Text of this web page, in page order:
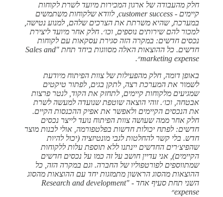
חלק מהעבודה של ארגון המכירות מיועד לשרת לקוחות
קיימים - customer success, לוודא שלקוחות משתמשים
במערכת, שהיא משרתת את הצרכים שלהם, למנוע נטישה,
למכור להם שירותים נוספים, וכו׳. חלק אחר מיועד ליצירת
נכסים חדשים: במקרה הזה סגירת עסקאות עם לקוחות
חדשים. כל ההוצאות האלה מסווגות ביחד תחת "Sales and
marketing expense״.
באופן דומה, חלק מהפעילות של צוות הפיתוח מיודעת
לשמור את המערכת רצה, לתקן בגים, לפתור טיקטים
שמגיעים מלקוחות קיימים, לתחזק את הקוד, לנטר פרצות
אבטחה, וכו׳. זוהי הוצאה שוטפת שנועדה למעשה לשרת
את הנכסים הקיימים ולאפשר את אפיק ההכנסות הקיים.
חלק אחר ממה שעושה צוות הפיתוח נועד לייצר נכסים
חדשים: לפתח יכולות חדשות בפלטפורמה, אולי לבנות מוצר
חדש. בלי קשר להחלטות לגבי מונטיזציה (יכול להיות
שהפיצ׳רים החדשים יינתנו ללא תוספת עלות ללקוחות
הקיימים), אני עדיין חושב על זה כמו על נכסים חדשים
שמתווספים לפורטפוליו של החברה. וגם במקרה הזה, כל
ההוצאות מהסוג הראשון מתמזגות יחד עם ההוצאות מהסוג
השני תחת סעיף אחד - "Research and development
expense״